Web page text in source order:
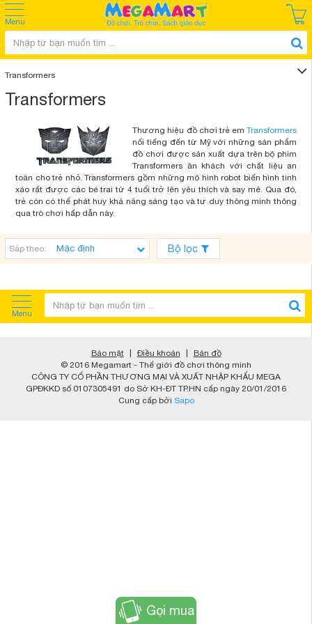
Menu
Transformers
Sắp theo: Bộ lọc
Transformers
Thương hiệu đồ chơi trẻ em Transformers
nổi tiếng đến từ Mỹ với những sản phẩm
đồ chơi được sản xuất dựa trên bộ phim
Transformers ăn khách với chất liệu an
toàn cho trẻ nhỏ. Transformers gồm những mô hình robot biến hình tinh
xảo rất được các bé trai từ 4 tuổi trở lên yêu thích và say mê. Qua đó,
trẻ còn có thể phát huy khả năng sáng tạo và tư duy thông minh thông
qua trò chơi hấp dẫn này.
Menu
Gọi mua
Bảo mật Điều khoản
Bản đồ
© 2016 Megamart - Thế giới đồ chơi thông minh
CÔNG TY CỔ PHẦN THƯƠNG MẠI VÀ XUẤT NHẬP KHẨU MEGA
GPĐKKD số 0107305491 do Sở KH-ĐT TP.HN cấp ngày 20/01/2016
Cung cấp bởi Sapo